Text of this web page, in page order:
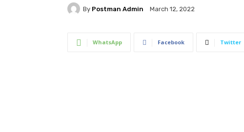
By Postman Admin March 12, 2022
WhatsApp Facebook Twitter